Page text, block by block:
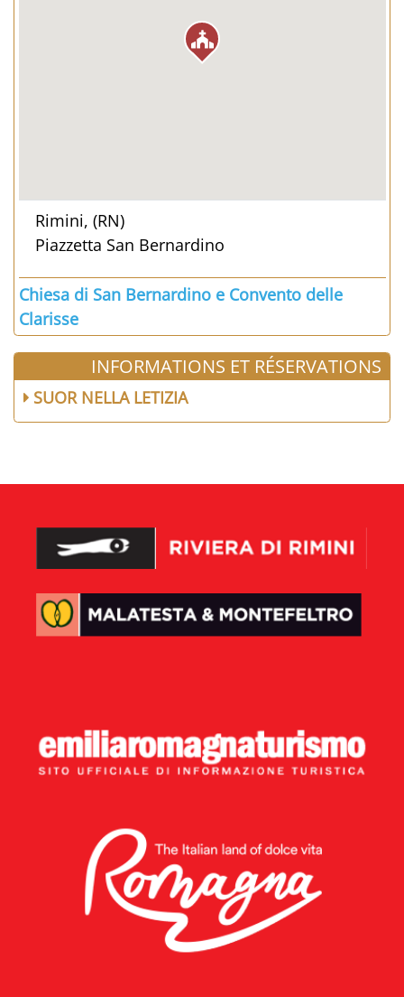
Rimini, (RN)
Piazzetta San Bernardino
Chiesa di San Bernardino e Convento delle
Clarisse
INFORMATIONS ET RÉSERVATIONS
SUOR NELLA LETIZIA